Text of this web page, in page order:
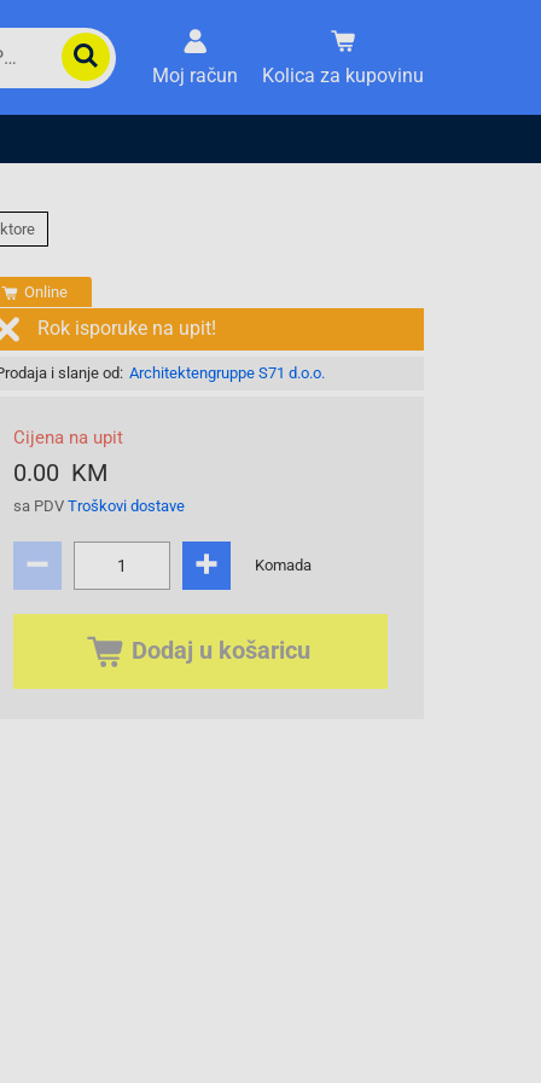
Moj račun Kolica za kupovinu
Online
Rok isporuke na upit!
i slanje od: Architektengruppe S71 d.o.o.
Cijena na upit
0.00 KM
sa PDV Troškovi dostave
Komada
Dodaj u košaricu